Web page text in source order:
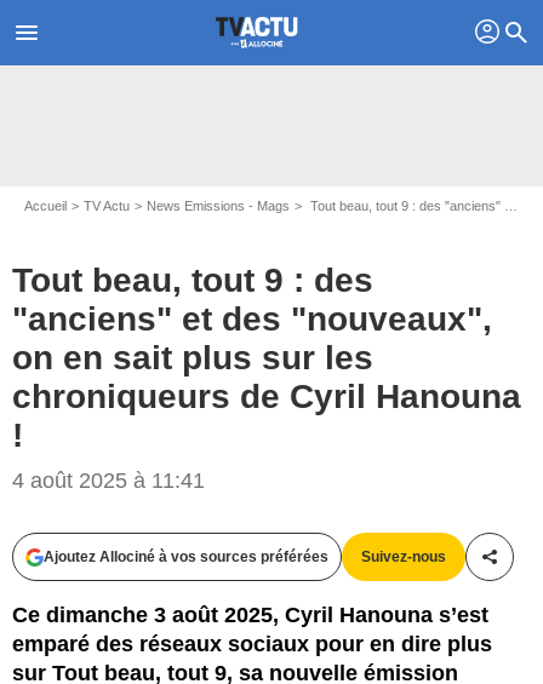
menu profil search
Accueil TV Actu News Emissions - Mags Tout beau, tout 9 : des "anciens" et des "nouveaux", on en sait plus sur les chroniqueurs de Cyril Hanouna !
Tout beau, tout 9 : des
"anciens" et des "nouveaux",
on en sait plus sur les
chroniqueurs de Cyril Hanouna
!
4 août 2025 à 11:41
Ajoutez Allociné à vos sources préférées Suivez-nous
Ce dimanche 3 août 2025, Cyril Hanouna s’est
emparé des réseaux sociaux pour en dire plus
sur Tout beau, tout 9, sa nouvelle émission